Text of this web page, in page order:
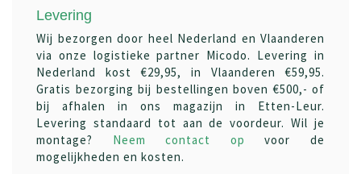
Levering
Wij bezorgen door heel Nederland en Vlaanderen
via onze logistieke partner Micodo. Levering in
Nederland kost €29,95, in Vlaanderen €59,95.
Gratis bezorging bij bestellingen boven €500,- of
bij afhalen in ons magazijn in Etten-Leur.
Levering standaard tot aan de voordeur. Wil je
montage? Neem contact op voor de
mogelijkheden en kosten.